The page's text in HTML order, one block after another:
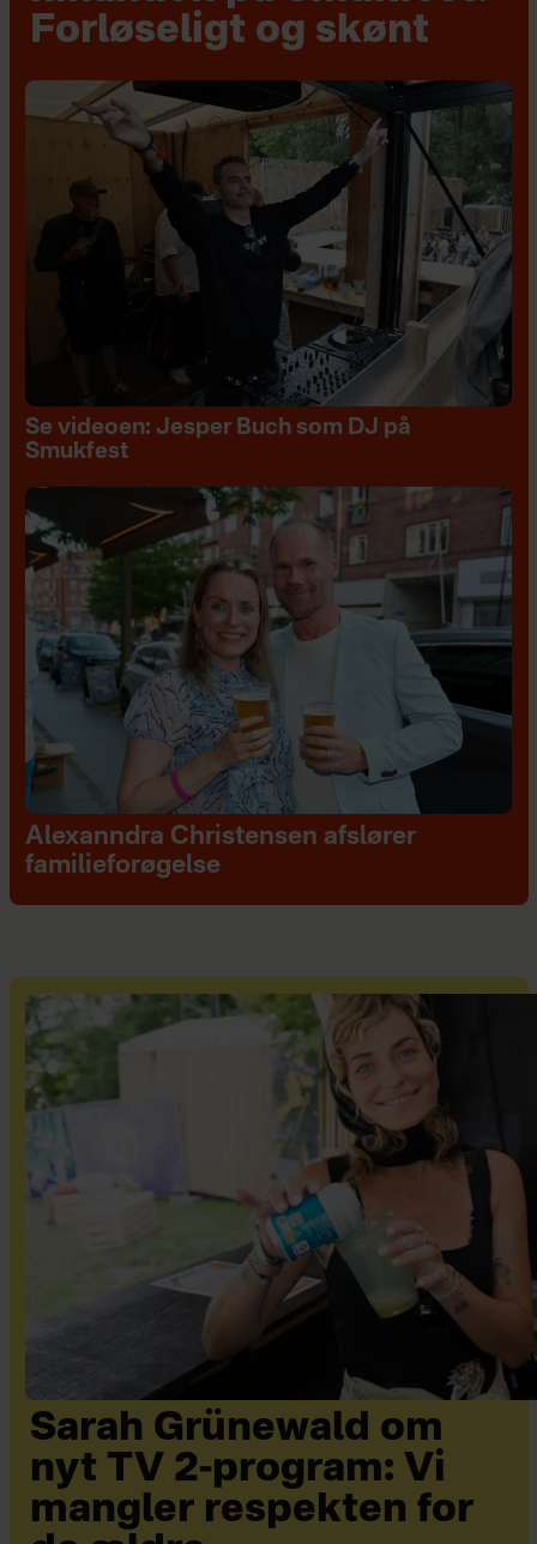
Forløseligt og skønt
Se videoen: Jesper Buch som DJ på
Smukfest
Alexanndra Christensen afslører
familieforøgelse
Sarah Grünewald om
nyt TV 2-program: Vi
mangler respekten for